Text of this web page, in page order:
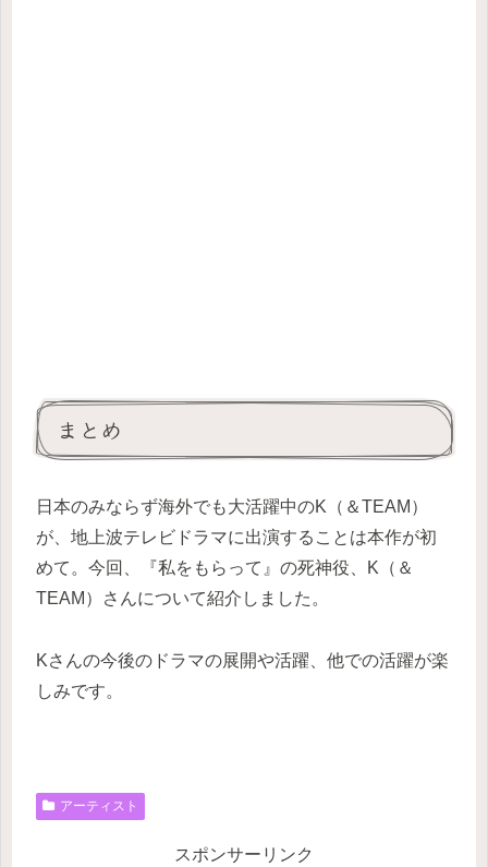
まとめ
日本のみならず海外でも大活躍中のK（＆TEAM）
が、地上波テレビドラマに出演することは本作が初
めて。今回、『私をもらって』の死神役、K（＆
TEAM）さんについて紹介しました。
Kさんの今後のドラマの展開や活躍、他での活躍が楽
しみです。
アーティスト
スポンサーリンク